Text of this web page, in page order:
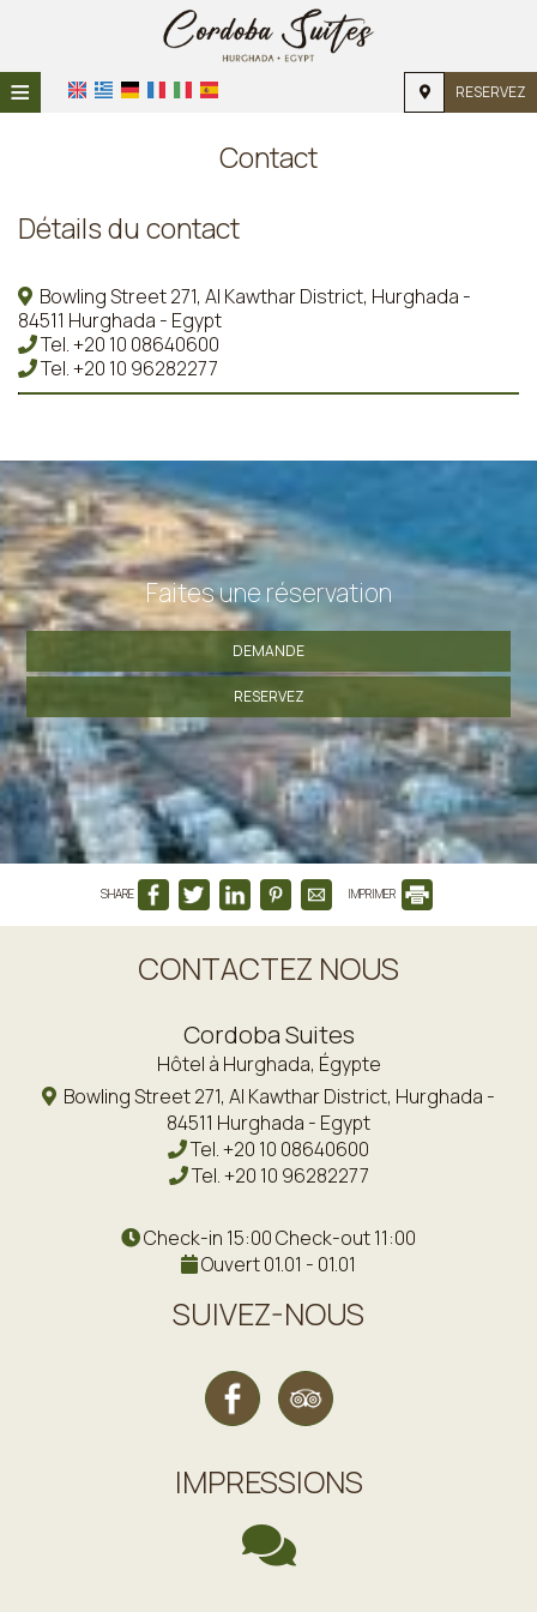
≡ RESERVEZ
HÉBERGEMENT
INSTALLATIONS
GALERIE PHOTO
Contact
Détails du contact
Bowling Street 271, Al Kawthar District, Hurghada -
84511 Hurghada - Egypt
Tel.+20 10 08640600
Tel.+20 10 96282277
Faites une réservation
DEMANDE
RESERVEZ
SHARE IMPRIMER
CONTACTEZ NOUS
Cordoba Suites
Hôtel à Hurghada, Égypte
Bowling Street 271, Al Kawthar District, Hurghada -
84511 Hurghada - Egypt
Tel.+20 10 08640600
Tel.+20 10 96282277
Check-in 15:00 Check-out 11:00
Ouvert 01.01 - 01.01
SUIVEZ-NOUS
IMPRESSIONS